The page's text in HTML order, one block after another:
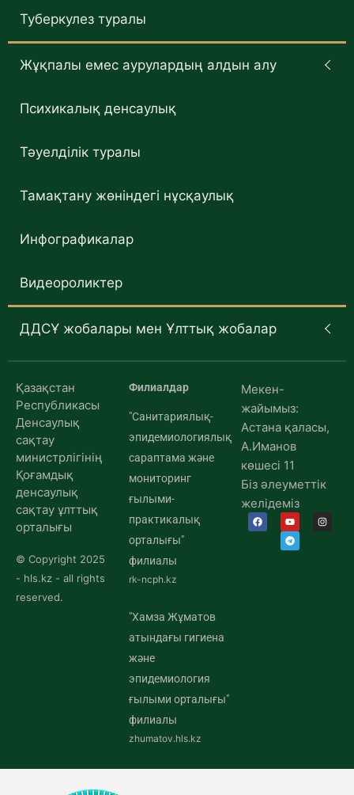
Туберкулез туралы
Жұқпалы емес аурулардың алдын алу
Психикалық денсаулық
Тәуелділік туралы
Тамақтану жөніндегі нұсқаулық
Инфографикалар
Видеороликтер
ДДСҰ жобалары мен Ұлттық жобалар
Қазақстан
Республикасы
Денсаулық
сақтау
министрлігінің
Қоғамдық
денсаулық
сақтау ұлттық
орталығы
© Copyright 2025
- hls.kz - all rights
reserved.
Филиалдар
"Санитариялық-
эпидемиологиялық
сараптама және
мониторинг
ғылыми-
практикалық
орталығы"
филиалы
rk-ncph.kz
"Хамза Жұматов
атындағы гигиена
және
эпидемиология
ғылыми орталығы"
филиалы
zhumatov.hls.kz
Мекен-
жайымыз:
Астана қаласы,
А.Иманов
көшесі 11
Біз әлеуметтік
желідеміз